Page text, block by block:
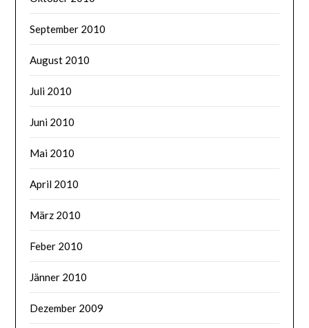
September 2010
August 2010
Juli 2010
Juni 2010
Mai 2010
April 2010
März 2010
Feber 2010
Jänner 2010
Dezember 2009